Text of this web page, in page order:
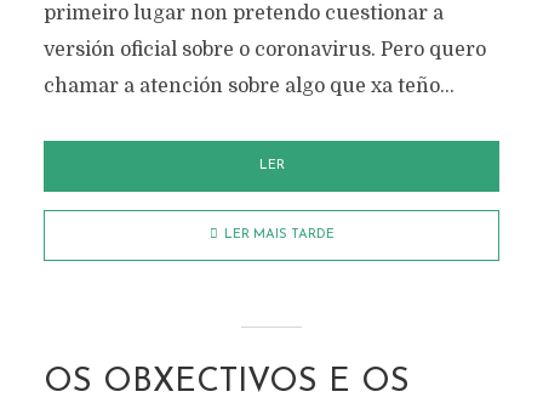
primeiro lugar non pretendo cuestionar a
versión oficial sobre o coronavirus. Pero quero
chamar a atención sobre algo que xa teño...
LER
LER MAIS TARDE
OS OBXECTIVOS E OS